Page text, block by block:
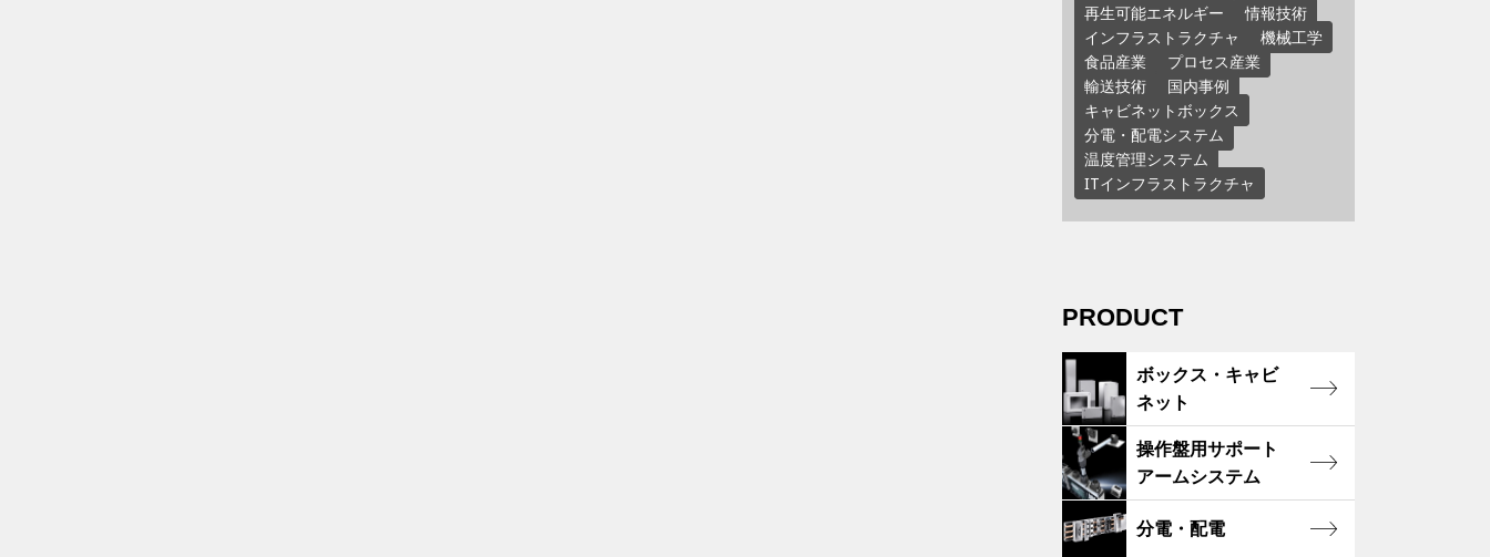
再生可能エネルギー
情報技術
インフラストラクチャ
機械工学
食品産業
プロセス産業
輸送技術
国内事例
キャビネットボックス
分電・配電システム
温度管理システム
ITインフラストラクチャ
PRODUCT
ボックス・キャビ
ネット
操作盤用サポート
アームシステム
分電・配電